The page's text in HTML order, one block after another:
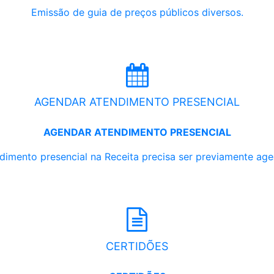
Emissão de guia de preços públicos diversos.
AGENDAR ATENDIMENTO PRESENCIAL
AGENDAR ATENDIMENTO PRESENCIAL
presencial na Receita precisa ser previamente
CERTIDÕES